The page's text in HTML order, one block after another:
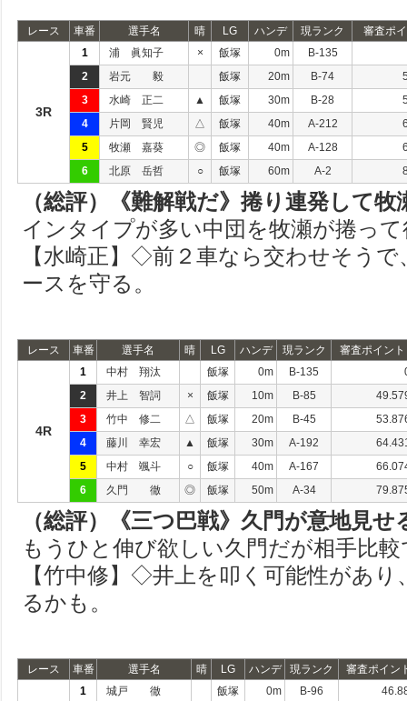
レース 車番 選手名 晴 LG ハンデ 現ランク 審査ポ
3R
1 浦 眞知子 × 飯塚 0m
B-135
2
岩元 毅 飯塚 20m B-74
3
水崎 正二 ▲ 飯塚 30m B-28
4
片岡 賢児 △ 飯塚 40m A-212
5
牧瀬 嘉葵 ◎ 飯塚 40m A-128
6
北原 岳哲 ○ 飯塚 60m A-2
（総評）《難解戦だ》捲り連発して
インタイプが多い中団を牧瀬が捲っ
【水崎正】◇前２車なら交わせそう
ースを守る。
レース 車番 選手名 晴 LG ハンデ 現ランク 審査ポイント
4R
1 中村 翔汰 飯塚 0m B-135
2
井上 智詞 × 飯塚 10m B-85
3
竹中 修二 △ 飯塚 20m B-45
4
藤川 幸宏 ▲ 飯塚 30m A-192
5
中村 颯斗 ○ 飯塚 40m A-167
6
久門 徹 ◎ 飯塚 50m A-34
（総評）《三つ巴戦》久門が意地見
もうひと伸び欲しい久門だが相手比
【竹中修】◇井上を叩く可能性があ
るかも。
レース 車番 選手名 晴 LG ハンデ 現ランク 審査ポイン
1 城戸 徹 飯塚 0m B-96